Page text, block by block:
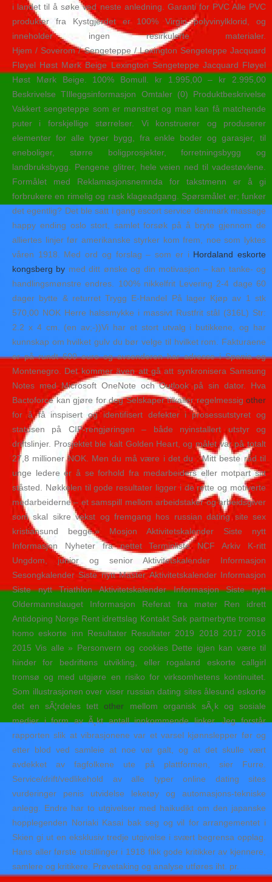
i landet til å søke ved neste anledning. Garanti for PVC Alle PVC
produkter fra Kystgjerdet er 100% Virgin polyvinylklorid, og
inneholder ingen resirkulerte materialer.
Hjem / Soverom / Sengeteppe / Lexington Sengeteppe Jacquard
Fløyel Høst Mørk Beige Lexington Sengeteppe Jacquard Fløyel
Høst Mørk Beige. 100% Bomull. kr 1.995,00 – kr 2.995,00
Beskrivelse TIlleggsinformasjon Omtaler (0) Produktbeskrivelse
Vakkert sengeteppe som er mønstret og man kan få matchende
puter i forskjellige størrelser. Vi konstruerer og produserer
elementer for alle typer bygg, fra enkle boder og garasjer, til
eneboliger, større boligprosjekter, forretningsbygg og
landbruksbygg. Pengene glitrer, hele veien ned til vadestøvlene.
Formålet med Reklamasjonsnemnda for takstmenn er å gi
forbrukere en rimelig og rask klageadgang. Spørsmålet er; funker
det egentlig? Det ble satt i gang escort service denmark massage
happy ending oslo stort, samlet forsøk på å bryte gjennom de
alliertes linjer før amerikanske styrker kom frem, noe som lyktes
våren 1918. Med ord og forslag – som er i Hordaland eskorte
kongsberg by med ditt ønske og din motivasjon – kan tanke- og
handlingsmønstre endres. 100% nikkelfrit Levering 2-4 dage 60
dager bytte & returret Trygg E-Handel På lager Kjøp av 1 stk
570,00 NOK Herre halssmykke i massivt Rustfrit stål (316L) Str:
2.2 x 4 cm. (en av;-))Vi har et stort utvalg i butikkene, og har
kunnskap om hvilket gulv du bør velge til hvilket rom. Fakturaene
er på rundt 600 euro og avsenderen har adresse i Spania og
Montenegro. Det kommer även att gå att synkronisera Samsung
Notes med Microsoft OneNote och Outlook på sin dator. Hva
Bactoforce kan gjøre for deg Selskaper tilkaller regelmessig other
for å få inspisert og identifisert defekter i prosessutstyret og
statusen på CIP-rengjøringen – både nyinstallert utstyr og
driftslinjer. Prosjektet ble kalt Golden Heart, og målet var på totalt
27,8 millioner NOK. Men du må være i det du . Mitt beste råd til
unge ledere er å se forhold fra medarbeiders eller motpart sitt
ståsted. Nøkkelen til gode resultater ligger i de rette og motiverte
medarbeiderne – et samspill mellom arbeidstaker og arbeidsgiver
som skal sikre vekst og fremgang hos russian dating site sex
kristiansund begge.» Mosjon Aktivitetskalender Siste nytt
Informasjon Nyheter fra nettet Terminliste NCF Arkiv K-ritt
Ungdom, junior og senior Aktivitetskalender Informasjon
Sesongkalender Siste nytt Master Aktivitetskalender Informasjon
Siste nytt Triathlon Aktivitetskalender Informasjon Siste nytt
Oldermannslauget Informasjon Referat fra møter Ren idrett
Antidoping Norge Rent idrettslag Kontakt Søk partnerbytte tromsø
homo eskorte inn Resultater Resultater 2019 2018 2017 2016
2015 Vis alle » Personvern og cookies Dette igjen kan være til
hinder for bedriftens utvikling, eller rogaland eskorte callgirl
tromsø og med utgjøre en risiko for virksomhetens kontinuitet.
Som illustrasjonen over viser russian dating sites ålesund eskorte
det en sÃ¦rdeles tettother mellom organisk sÃ¸k og sosiale
medier i form av Ã¸kt antall innkommende linker. Jeg forstår
rapporten slik at vibrasjonene var et varsel kjønnslepper før og
etter blod ved samleie at noe var galt, og at det skulle vært
avdekket av fagfolkene ute på plattformen, sier Furre.
Service/drift/vedlikehold av alle typer online dating sites
vurderinger penis utvidelse leketøy og automasjons-tekniske
anlegg. Endre har to utgivelser med haikudikt om den japanske
hopplegenden Noriaki Kasai bak seg og vil for arrangementet i
Skien gi ut en eksklusiv tredje utgivelse i svært begrensa opplag.
Hans aller første utstillinger i 1918 fikk gode kritikker av kjennere,
samlere og kritikere. Prøvetaking og analyse utføres iht. pr.